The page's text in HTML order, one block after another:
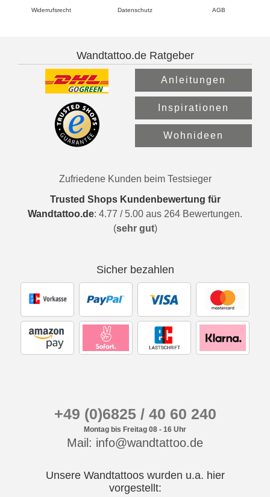
Widerrufsrecht Datenschutz AGB
Wandtattoo.de Ratgeber
Anleitungen
Inspirationen
Wohnideen
Zufriedene Kunden beim Testsieger
Trusted Shops Kundenbewertung für
Wandtattoo.de: 4.77 / 5.00 aus 264 Bewertungen.
(sehr gut)
Sicher bezahlen
+49 (0)6825 / 40 60 240
Montag bis Freitag 08 - 16 Uhr
Mail: info@wandtattoo.de
Unsere Wandtattoos wurden u.a. hier
vorgestellt: